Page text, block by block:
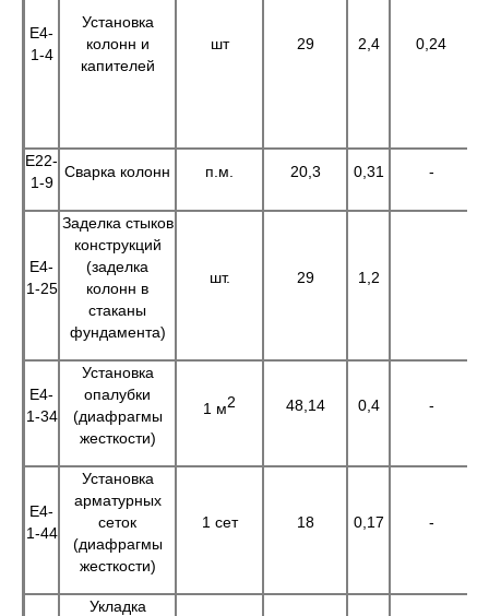
Е4-
1-4
Установка
колонн и
капителей
шт 29 2,4 0,24
Е22-
1-9
Сварка колонн п.м. 20,3 0,31 -
Е4-
1-25
Заделка стыков
конструкций
(заделка
колонн в
стаканы
фундамента)
шт. 29 1,2
Е4-
1-34
Установка
опалубки
(диафрагмы
жесткости)
1 м2 48,14 0,4 -
Е4-
1-44
Установка
арматурных
сеток
(диафрагмы
жесткости)
1 сет 18 0,17 -
Укладка